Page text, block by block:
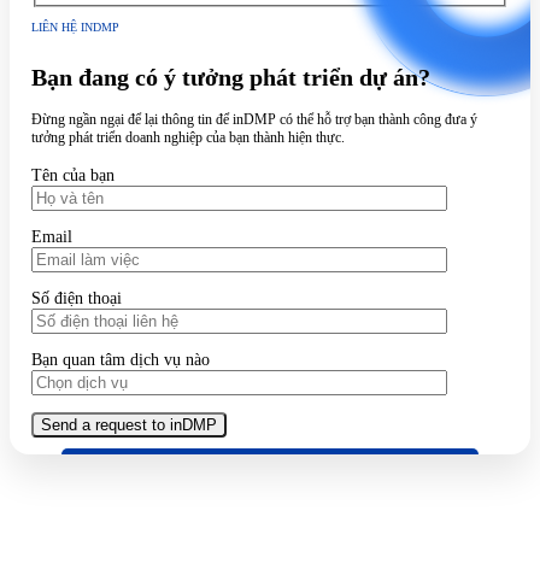
LIÊN HỆ INDMP
Bạn đang có ý tưởng phát triển dự án?
Đừng ngần ngại để lại thông tin để inDMP có thể hỗ trợ bạn thành công đưa ý
tưởng phát triển doanh nghiệp của bạn thành hiện thực.
Tên của bạn
Email
Số điện thoại
Bạn quan tâm dịch vụ nào